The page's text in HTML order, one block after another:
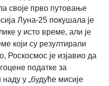
своје прво путовање
Луна-25 покушала је
у исто време, али је
који су резултирали
Роскосмос је изјавио да
податке за
у „будуће мисије